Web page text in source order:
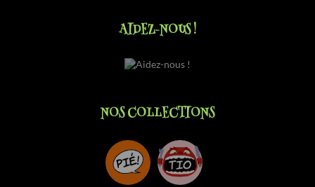
AIDEZ-NOUS !
NOS COLLECTIONS